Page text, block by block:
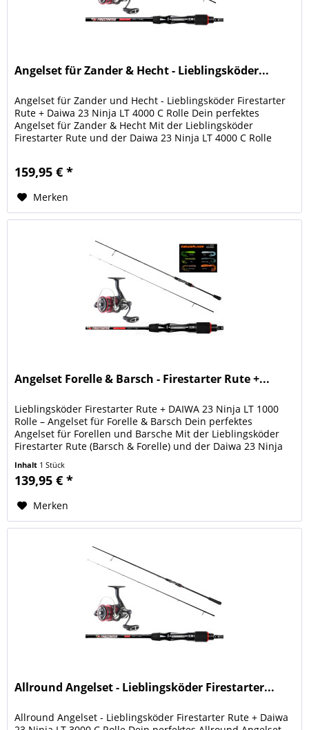
Angelset für Zander & Hecht - Lieblingsköder...
Angelset für Zander und Hecht - Lieblingsköder Firestarter
Rute + Daiwa 23 Ninja LT 4000 C Rolle Dein perfektes
Angelset für Zander & Hecht Mit der Lieblingsköder
Firestarter Rute und der Daiwa 23 Ninja LT 4000 C Rolle
159,95 € *
Merken
Angelset Forelle & Barsch - Firestarter Rute +...
Lieblingsköder Firestarter Rute + DAIWA 23 Ninja LT 1000
Rolle – Angelset für Forelle & Barsch Dein perfektes
Angelset für Forellen und Barsche Mit der Lieblingsköder
Firestarter Rute (Barsch & Forelle) und der Daiwa 23 Ninja
Inhalt 1 Stück
139,95 € *
Merken
Allround Angelset - Lieblingsköder Firestarter...
Allround Angelset - Lieblingsköder Firestarter Rute + Daiwa